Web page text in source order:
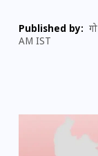
Published by:
AM IST